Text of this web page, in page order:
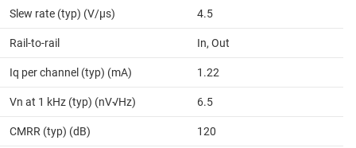
Slew rate (typ) (V/µs) 4.5
Rail-to-rail In, Out
Iq per channel (typ) (mA) 1.22
Vn at 1 kHz (typ) (nV√Hz) 6.5
CMRR (typ) (dB) 120